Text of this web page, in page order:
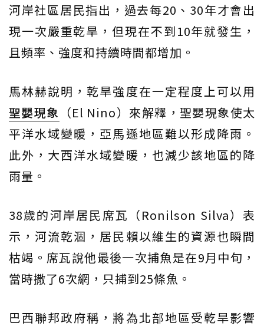
河岸社區居民指出，過去每20、30年才會出
現一次嚴重乾旱，但現在不到10年就發生，
且頻率、強度和持續時間都增加。
馬林赫說明，乾旱強度在一定程度上可以用
聖嬰現象 （El Nino）來解釋，聖嬰現象使太
平洋水域變暖，亞馬遜地區難以形成降雨。
此外，大西洋水域變暖，也減少該地區的降
雨量。
38歲的河岸居民席瓦（Ronilson Silva）表
示，河流乾涸，居民賴以維生的資源也瞬間
枯竭。席瓦說他最後一次捕魚是在9月中旬，
當時撒了6次網，只捕到25條魚。
巴西聯邦政府稱，將為北部地區受乾旱影響